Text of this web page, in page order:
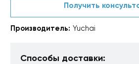
Получить
Производитель: Yuchai
Способы доставки: